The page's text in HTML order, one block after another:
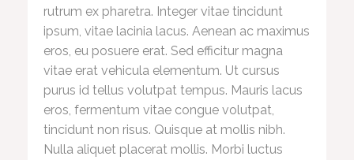
rutrum ex pharetra. Integer vitae tincidunt
ipsum, vitae lacinia lacus. Aenean ac maximus
eros, eu posuere erat. Sed efficitur magna
vitae erat vehicula elementum. Ut cursus
purus id tellus volutpat tempus. Mauris lacus
eros, fermentum vitae congue volutpat,
tincidunt non risus. Quisque at mollis nibh.
Nulla aliquet placerat mollis. Morbi luctus